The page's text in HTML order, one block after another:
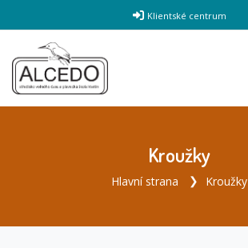
Klientské centrum
Kroužky
Hlavní strana Kroužky